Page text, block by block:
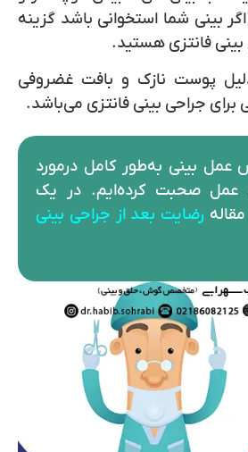
بینی شما استخوانی باشد گزینه
فانتزی هستید.
پوست نازک و بافت غضروفی
جراحی بینی فانتزی می‌باشد.
عمل بینی به‌طور کامل درمورد
عمل صحبت کرده‌ایم. در یک
رضایت بعد از جراحی بینی